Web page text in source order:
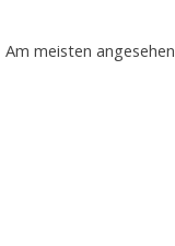
Am meisten angesehen